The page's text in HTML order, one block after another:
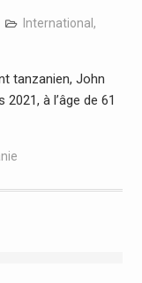
International ,
tanzanien, John
à l’âge de 61